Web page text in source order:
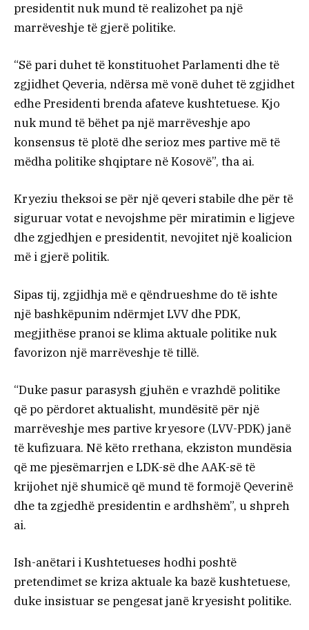
presidentit nuk mund të realizohet pa një
marrëveshje të gjerë politike.
“Së pari duhet të konstituohet Parlamenti dhe të
zgjidhet Qeveria, ndërsa më vonë duhet të zgjidhet
edhe Presidenti brenda afateve kushtetuese. Kjo
nuk mund të bëhet pa një marrëveshje apo
konsensus të plotë dhe serioz mes partive më të
mëdha politike shqiptare në Kosovë”, tha ai.
Kryeziu theksoi se për një qeveri stabile dhe për të
siguruar votat e nevojshme për miratimin e ligjeve
dhe zgjedhjen e presidentit, nevojitet një koalicion
më i gjerë politik.
Sipas tij, zgjidhja më e qëndrueshme do të ishte
një bashkëpunim ndërmjet LVV dhe PDK,
megjithëse pranoi se klima aktuale politike nuk
favorizon një marrëveshje të tillë.
“Duke pasur parasysh gjuhën e vrazhdë politike
që po përdoret aktualisht, mundësitë për një
marrëveshje mes partive kryesore (LVV-PDK) janë
të kufizuara. Në këto rrethana, ekziston mundësia
që me pjesëmarrjen e LDK-së dhe AAK-së të
krijohet një shumicë që mund të formojë Qeverinë
dhe ta zgjedhë presidentin e ardhshëm”, u shpreh
ai.
Ish-anëtari i Kushtetueses hodhi poshtë
pretendimet se kriza aktuale ka bazë kushtetuese,
duke insistuar se pengesat janë kryesisht politike.